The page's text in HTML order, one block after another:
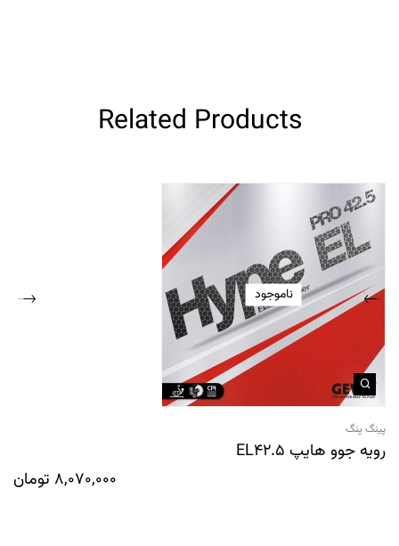
Related Products
ناموجود
پینگ پنگ
رویه جوو هایپ EL42.5
8,070,000 تومان